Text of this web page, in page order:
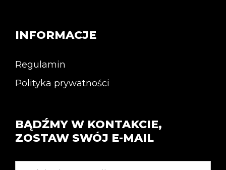
INFORMACJE
Regulamin
Polityka prywatności
BĄDŹMY W KONTAKCIE,
ZOSTAW SWÓJ E-MAIL